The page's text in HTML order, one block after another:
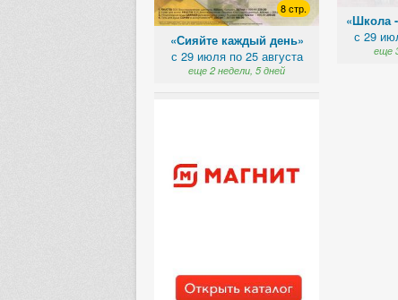
8 стр.
«Сияйте каждый день»
с 29 июля по 25 августа
еще 2 недели, 5 дней
«Школа
с 29
еще